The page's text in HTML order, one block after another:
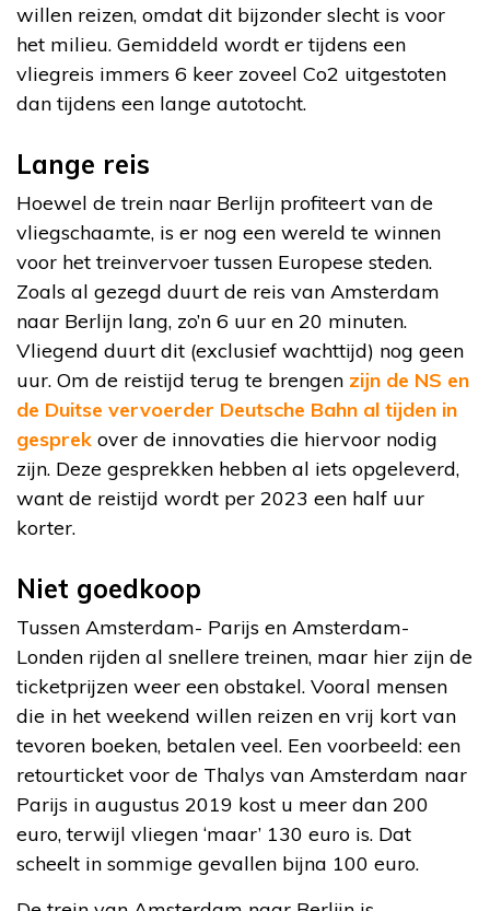
willen reizen, omdat dit bijzonder slecht is voor
het milieu. Gemiddeld wordt er tijdens een
vliegreis immers 6 keer zoveel Co2 uitgestoten
dan tijdens een lange autotocht.
Lange reis
Hoewel de trein naar Berlijn profiteert van de
vliegschaamte, is er nog een wereld te winnen
voor het treinvervoer tussen Europese steden.
Zoals al gezegd duurt de reis van Amsterdam
naar Berlijn lang, zo’n 6 uur en 20 minuten.
Vliegend duurt dit (exclusief wachttijd) nog geen
uur. Om de reistijd terug te brengen zijn de NS en
de Duitse vervoerder Deutsche Bahn al tijden in
gesprek over de innovaties die hiervoor nodig
zijn. Deze gesprekken hebben al iets opgeleverd,
want de reistijd wordt per 2023 een half uur
korter.
Niet goedkoop
Tussen Amsterdam- Parijs en Amsterdam-
Londen rijden al snellere treinen, maar hier zijn de
ticketprijzen weer een obstakel. Vooral mensen
die in het weekend willen reizen en vrij kort van
tevoren boeken, betalen veel. Een voorbeeld: een
retourticket voor de Thalys van Amsterdam naar
Parijs in augustus 2019 kost u meer dan 200
euro, terwijl vliegen ‘maar’ 130 euro is. Dat
scheelt in sommige gevallen bijna 100 euro.